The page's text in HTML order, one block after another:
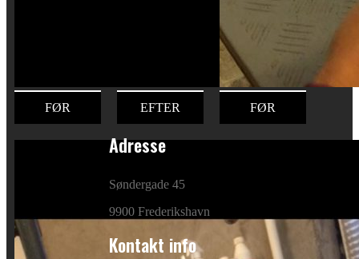
FØR EFTER FØR
Adresse
Søndergade 45
9900 Frederikshavn
Kontakt info